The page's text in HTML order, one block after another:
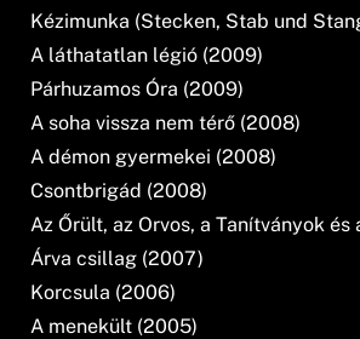
Kézimunka (Stecken, Stab und
A láthatatlan légió (2009)
Párhuzamos Óra (2009)
A soha vissza nem térő (2008)
A démon gyermekei (2008)
Csontbrigád (2008)
Az Őrült, az Orvos, a Tanítványok
Árva csillag (2007)
Korcsula (2006)
A menekült (2005)